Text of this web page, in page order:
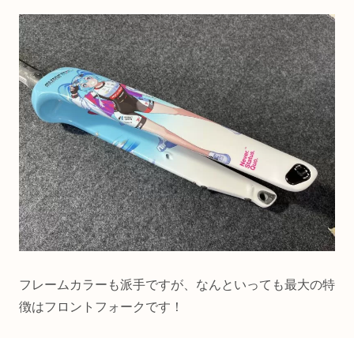
フレームカラーも派手ですが、なんといっても最大の特
徴はフロントフォークです！